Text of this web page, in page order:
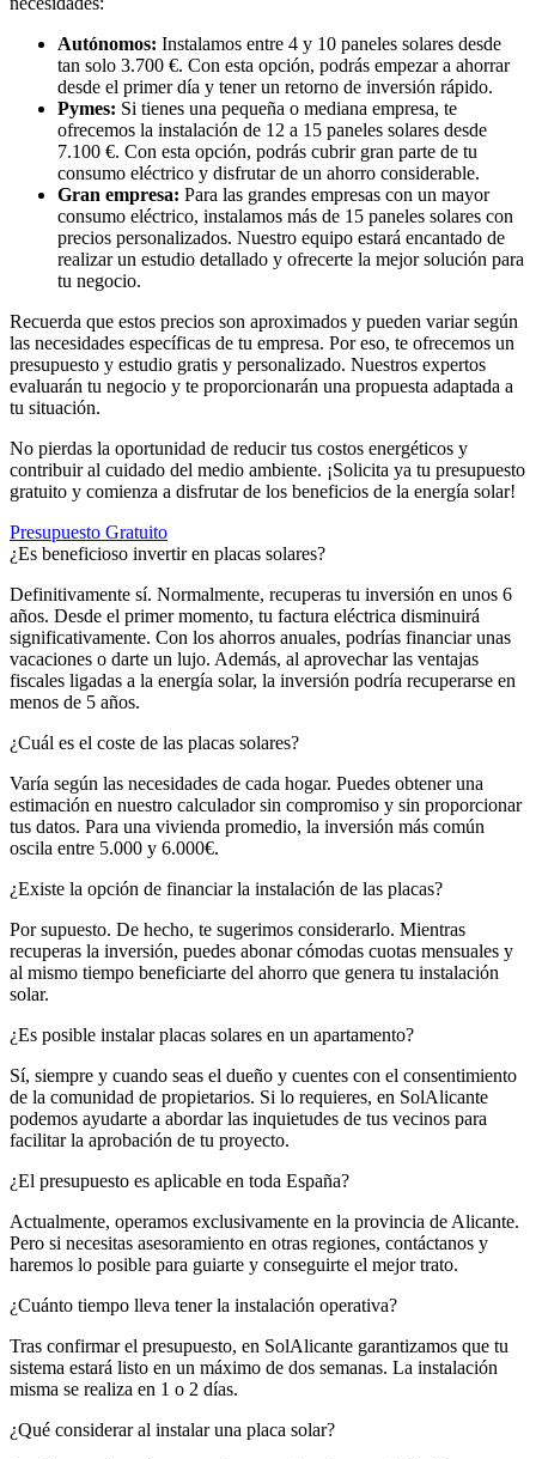
Autónomos: Instalamos entre 4 y 10 paneles solares desde
tan solo 3.700 €. Con esta opción, podrás empezar a ahorrar
desde el primer día y tener un retorno de inversión rápido.
Pymes: Si tienes una pequeña o mediana empresa, te
ofrecemos la instalación de 12 a 15 paneles solares desde
7.100 €. Con esta opción, podrás cubrir gran parte de tu
consumo eléctrico y disfrutar de un ahorro considerable.
Gran empresa: Para las grandes empresas con un mayor
consumo eléctrico, instalamos más de 15 paneles solares con
precios personalizados. Nuestro equipo estará encantado de
realizar un estudio detallado y ofrecerte la mejor solución para
tu negocio.
Recuerda que estos precios son aproximados y pueden variar según
las necesidades específicas de tu empresa. Por eso, te ofrecemos un
presupuesto y estudio gratis y personalizado. Nuestros expertos
evaluarán tu negocio y te proporcionarán una propuesta adaptada a
tu situación.
No pierdas la oportunidad de reducir tus costos energéticos y
contribuir al cuidado del medio ambiente. ¡Solicita ya tu presupuesto
gratuito y comienza a disfrutar de los beneficios de la energía solar!
Presupuesto Gratuito
¿Es beneficioso invertir en placas solares?
Definitivamente sí. Normalmente, recuperas tu inversión en unos 6
años. Desde el primer momento, tu factura eléctrica disminuirá
significativamente. Con los ahorros anuales, podrías financiar unas
vacaciones o darte un lujo. Además, al aprovechar las ventajas
fiscales ligadas a la energía solar, la inversión podría recuperarse en
menos de 5 años.
¿Cuál es el coste de las placas solares?
Varía según las necesidades de cada hogar. Puedes obtener una
estimación en nuestro calculador sin compromiso y sin proporcionar
tus datos. Para una vivienda promedio, la inversión más común
oscila entre 5.000 y 6.000€.
¿Existe la opción de financiar la instalación de las placas?
Por supuesto. De hecho, te sugerimos considerarlo. Mientras
recuperas la inversión, puedes abonar cómodas cuotas mensuales y
al mismo tiempo beneficiarte del ahorro que genera tu instalación
solar.
¿Es posible instalar placas solares en un apartamento?
Sí, siempre y cuando seas el dueño y cuentes con el consentimiento
de la comunidad de propietarios. Si lo requieres, en SolAlicante
podemos ayudarte a abordar las inquietudes de tus vecinos para
facilitar la aprobación de tu proyecto.
¿El presupuesto es aplicable en toda España?
Actualmente, operamos exclusivamente en la provincia de Alicante.
Pero si necesitas asesoramiento en otras regiones, contáctanos y
haremos lo posible para guiarte y conseguirte el mejor trato.
¿Cuánto tiempo lleva tener la instalación operativa?
Tras confirmar el presupuesto, en SolAlicante garantizamos que tu
sistema estará listo en un máximo de dos semanas. La instalación
misma se realiza en 1 o 2 días.
¿Qué considerar al instalar una placa solar?